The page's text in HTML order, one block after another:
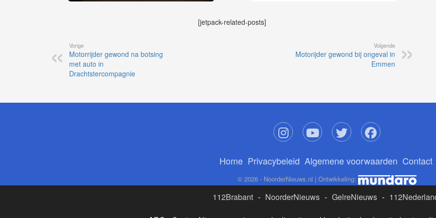
[jetpack-related-posts]
Vorige
Motorrijder gewond na botsing
met auto in
Drachtstercompagnie
Volgende
Motorijder gewond bij ongeval in
Emmen
Home Privacybeleid Algemene voorwaarden Contact
© 2026 - NoorderNieuws.nl | Ontwikkeling:
112Brabant - NoorderNieuws - GelreNieuws -